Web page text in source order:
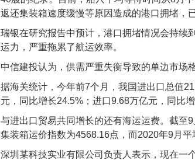
返还集装箱速度缓慢等原因造成的港口拥堵，
瑞银在研究报告中预计，港口拥堵情况会持续
运力，严重拖累了航运效率。
中信建投认为，供需严重失衡导致的单边市场
据海关统计，今年前7个月，我国进出口总值
元，同比增长24.5%；进口9.68万亿元，同比增
与进出口贸易共同增长的还有海运运费。截至
集装箱运价指数为4568.16点，而2020年9月平
深圳某科技实业有限公司负责人表示，现在一